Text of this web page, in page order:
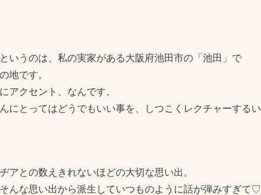
いうのは、私の実家がある大阪府池田市の「池田」で
地です。
アクセント、なんです。
にとってはどうでもいい事を、しつこくレクチャーする
アとの数えきれないほどの大切な思い出。
んな思い出から派生していつものように話が弾みすぎて♡